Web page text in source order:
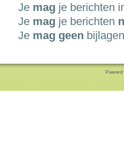
Je mag je berichten
Je mag je berichten
Je mag geen